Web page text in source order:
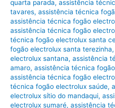
quarta parada,assistência
tavares,assistência técnica
assistência técnica fogão
assistência técnica fogão
técnica fogão electrolux santa
fogão electrolux santa terezinha
electrolux santana,assistência
amaro,assistência técnica
assistência técnica fogão
técnica fogão electrolux saúde,
electrolux sítio do mandaqui,
electrolux sumaré,assistência